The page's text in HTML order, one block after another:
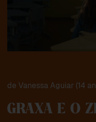
de Vanessa Aguiar (14
GRAXA E O